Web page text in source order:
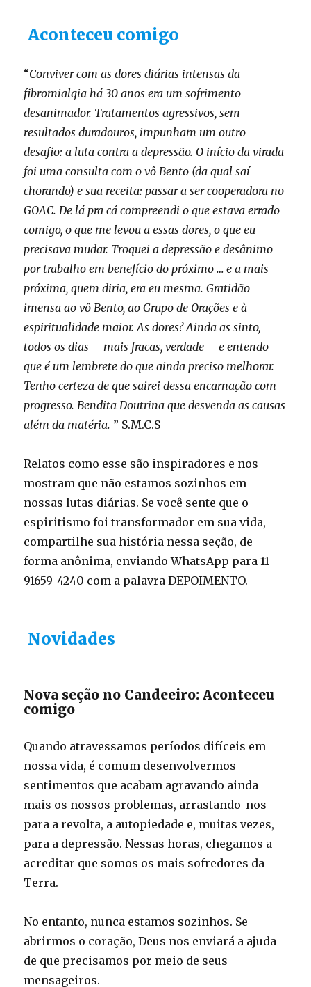
Aconteceu comigo
“Conviver com as dores diárias intensas da
fibromialgia há 30 anos era um sofrimento
desanimador. Tratamentos agressivos, sem
resultados duradouros, impunham um outro
desafio: a luta contra a depressão. O início da virada
foi uma consulta com o vô Bento (da qual saí
chorando) e sua receita: passar a ser cooperadora no
GOAC. De lá pra cá compreendi o que estava errado
comigo, o que me levou a essas dores, o que eu
precisava mudar. Troquei a depressão e desânimo
por trabalho em benefício do próximo … e a mais
próxima, quem diria, era eu mesma. Gratidão
imensa ao vô Bento, ao Grupo de Orações e à
espiritualidade maior. As dores? Ainda as sinto,
todos os dias – mais fracas, verdade – e entendo
que é um lembrete do que ainda preciso melhorar.
Tenho certeza de que sairei dessa encarnação com
progresso. Bendita Doutrina que desvenda as causas
além da matéria. ” S.M.C.S
Relatos como esse são inspiradores e nos
mostram que não estamos sozinhos em
nossas lutas diárias. Se você sente que o
espiritismo foi transformador em sua vida,
compartilhe sua história nessa seção, de
forma anônima, enviando WhatsApp para 11
91659-4240 com a palavra DEPOIMENTO.
Novidades
Nova seção no Candeeiro: Aconteceu
comigo
Quando atravessamos períodos difíceis em
nossa vida, é comum desenvolvermos
sentimentos que acabam agravando ainda
mais os nossos problemas, arrastando-nos
para a revolta, a autopiedade e, muitas vezes,
para a depressão. Nessas horas, chegamos a
acreditar que somos os mais sofredores da
Terra.
No entanto, nunca estamos sozinhos. Se
abrirmos o coração, Deus nos enviará a ajuda
de que precisamos por meio de seus
mensageiros.